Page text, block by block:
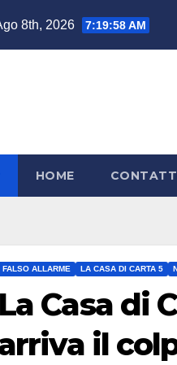
8th, 2026 7:20:00 AM
HOME
FALSO ALLARME LA CASA DI CARTA 5
La Casa di
il